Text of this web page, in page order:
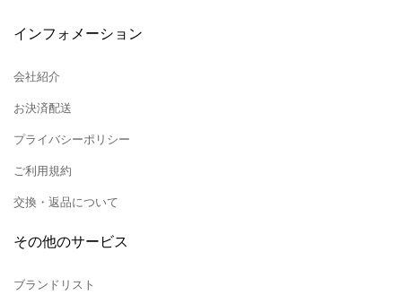
インフォメーション
会社紹介
お決済配送
プライバシーポリシー
ご利用規約
交換・返品について
その他のサービス
ブランドリスト